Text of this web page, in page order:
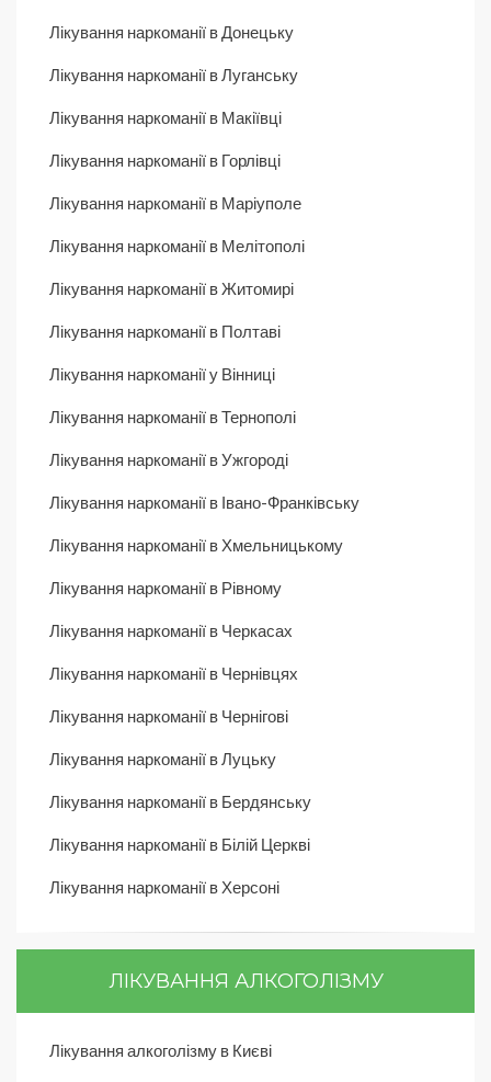
Лікування наркоманії в Донецьку
Лікування наркоманії в Луганську
Лікування наркоманії в Макіївці
Лікування наркоманії в Горлівці
Лікування наркоманії в Маріуполе
Лікування наркоманії в Мелітополі
Лікування наркоманії в Житомирі
Лікування наркоманії в Полтаві
Лікування наркоманії у Вінниці
Лікування наркоманії в Тернополі
Лікування наркоманії в Ужгороді
Лікування наркоманії в Івано-Франківську
Лікування наркоманії в Хмельницькому
Лікування наркоманії в Рівному
Лікування наркоманії в Черкасах
Лікування наркоманії в Чернівцях
Лікування наркоманії в Чернігові
Лікування наркоманії в Луцьку
Лікування наркоманії в Бердянську
Лікування наркоманії в Білій Церкві
Лікування наркоманії в Херсоні
ЛІКУВАННЯ АЛКОГОЛІЗМУ
Лікування алкоголізму в Києві